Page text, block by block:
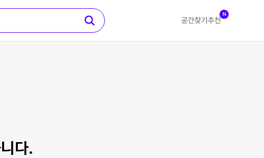
공간찾기 추천
N
다.